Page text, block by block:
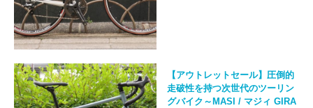
【アウトレットセール】圧倒的
走破性を持つ次世代のツーリン
グバイク～MASI / マジィ GIRA